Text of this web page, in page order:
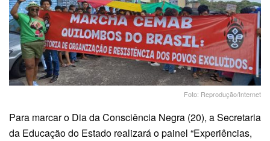
Foto: Reprodução/Internet
Para marcar o Dia da Consciência Negra (20), a Secretaria
da Educação do Estado realizará o painel “Experiências,